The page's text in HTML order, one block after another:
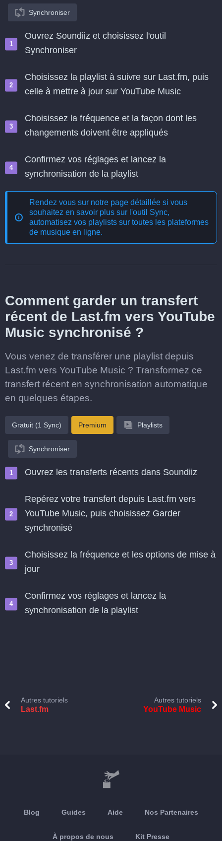
Synchroniser
Ouvrez Soundiiz et choisissez l'outil
Synchroniser
Choisissez la playlist à suivre sur Last.fm, puis
celle à mettre à jour sur YouTube Music
Choisissez la fréquence et la façon dont les
changements doivent être appliqués
Confirmez vos réglages et lancez la
synchronisation de la playlist
Rendez vous sur notre page détaillée si vous
souhaitez en savoir plus sur l'outil Sync,
automatisez vos playlists sur toutes les plateformes
de musique en ligne.
Comment garder un transfert
récent de Last.fm vers YouTube
Music synchronisé ?
Vous venez de transférer une playlist depuis
Last.fm vers YouTube Music ? Transformez ce
transfert récent en synchronisation automatique
en quelques étapes.
Gratuit (1 Sync) Premium Playlists
Synchroniser
Ouvrez les transferts récents dans Soundiiz
Repérez votre transfert depuis Last.fm vers
YouTube Music, puis choisissez Garder
synchronisé
Choisissez la fréquence et les options de mise à
jour
Confirmez vos réglages et lancez la
synchronisation de la playlist
Autres tutoriels
Last.fm
Autres tutoriels
YouTube Music
Blog Guides Aide Nos Partenaires
À propos de nous Kit Presse